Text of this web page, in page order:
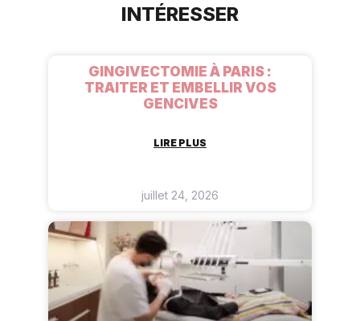
INTÉRESSER
GINGIVECTOMIE À PARIS :
TRAITER ET EMBELLIR VOS
GENCIVES
LIRE PLUS
juillet 24, 2026